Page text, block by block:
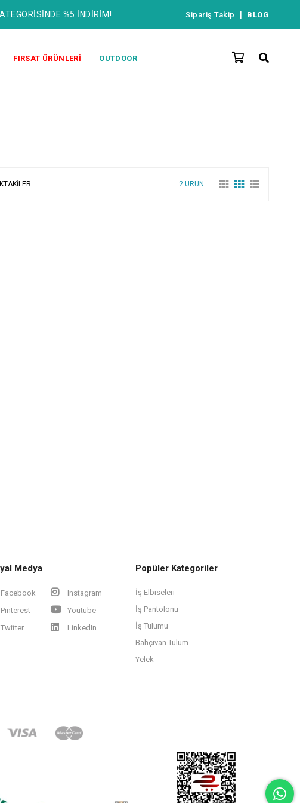
%5 İNDİRİM! Sipariş Takip BLOG
FIRSAT ÜRÜNLERİ OUTDOOR
2 ÜRÜN
Medya
Facebook
Instagram
Pinterest
Youtube
Twitter
LinkedIn
Popüler Kategoriler
İş Elbiseleri
İş Pantolonu
İş Tulumu
Bahçıvan Tulum
Yelek